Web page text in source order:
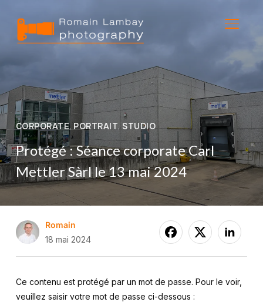
CORPORATE, PORTRAIT,STUDIO
Protégé : Séance corporate Carl
Mettler Sàrl le 13 mai 2024
Romain
18 mai 2024
Ce contenu est protégé par un mot de passe. Pour le voir,
veuillez saisir votre mot de passe ci-dessous :